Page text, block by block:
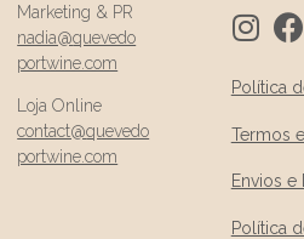
Marketing & PR
nadia@quevedo
portwine.com
Loja Online
contact@quevedo
portwine.com
Política
Termos
Envios
Política